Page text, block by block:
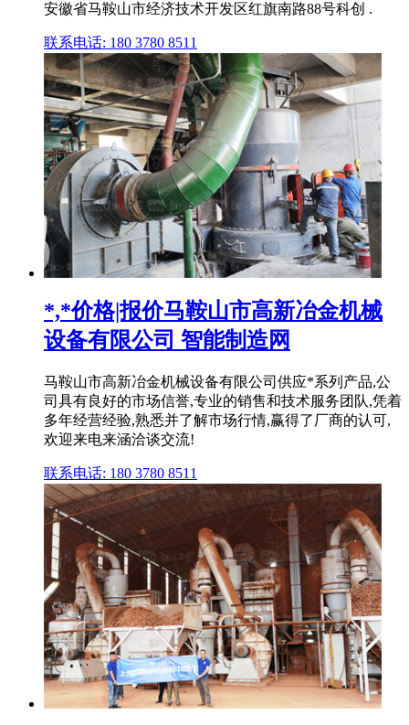
安徽省马鞍山市经济技术开发区红旗南路88号科创 .
联系电话: 180 3780 8511
*,*价格|报价马鞍山市高新冶金机械
设备有限公司 智能制造网
马鞍山市高新冶金机械设备有限公司供应*系列产品,公
司具有良好的市场信誉,专业的销售和技术服务团队,凭着
多年经营经验,熟悉并了解市场行情,赢得了厂商的认可,
欢迎来电来涵洽谈交流!
联系电话: 180 3780 8511